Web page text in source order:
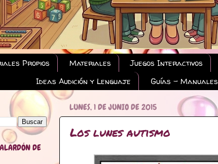
Propios Materiales Juegos Interactivos
Ideas Audición y Lenguaje
Guías - Manuales
LUNES, 1 DE JUNIO DE 2015
Los lunes autismo
DE